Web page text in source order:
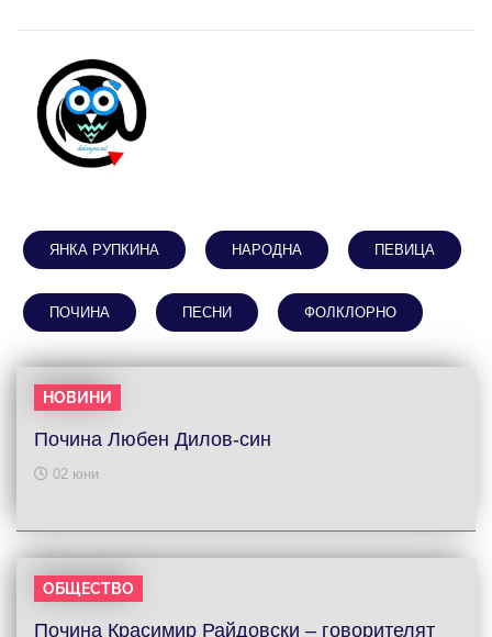
ЯНКА РУПКИНА НАРОДНА ПЕВИЦА
ПОЧИНА ПЕСНИ ФОЛКЛОРНО
НОВИНИ
Почина Любен Дилов-син
02 юни
ОБЩЕСТВО
Почина Красимир Райдовски – говорителят